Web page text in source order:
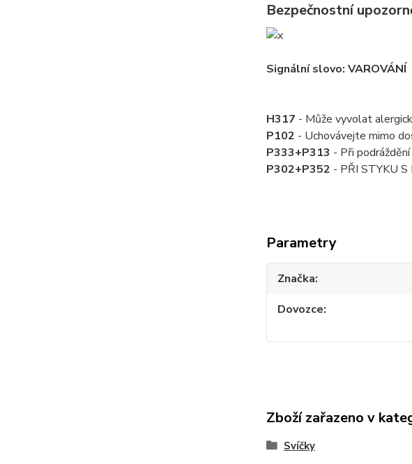
Bezpečnostní
Signální slovo: VAROVÁNÍ
H317 - Může vyvolat
P102 - Uchovávejte mimo
P333+P313 - Při
P302+P352 - PŘI STYKU
Parametry
Značka
Dovozce
Zboží zařazeno v
Svíčky